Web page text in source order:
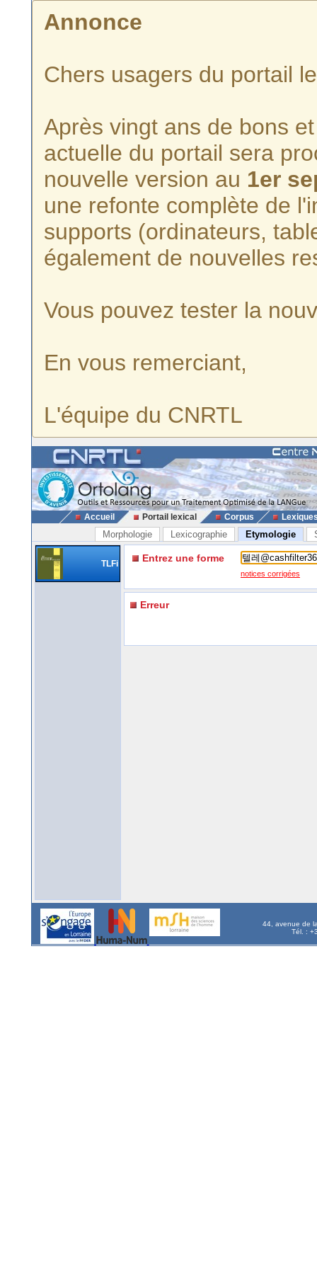
Annonce
Chers usagers du portail
Après vingt ans de bons
actuelle du portail sera
nouvelle version au 1er
une refonte complète de
supports (ordinateurs,
également de nouvelles
Vous pouvez tester la
En vous remerciant,
L'équipe du CNRTL
Accueil Portail lexical Corpus
Morphologie Lexicographie Etymologie
TLFi Entrez une forme
notices corrigées
Erreur
44, avenue de
Tél. :